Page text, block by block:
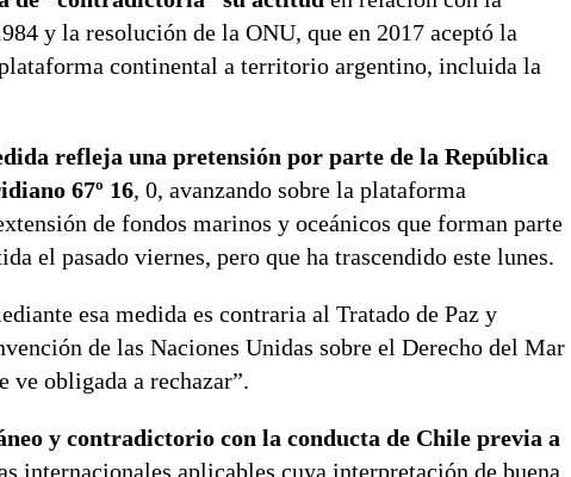
y la resolución de la ONU, que en 2017 aceptó la
continental a territorio argentino, incluida la
refleja una pretensión por parte de la República
67º 16, 0, avanzando sobre la plataforma
de fondos marinos y oceánicos que forman parte
el pasado viernes, pero que ha trascendido este lunes.
esa medida es contraria al Tratado de Paz y
de las Naciones Unidas sobre el Derecho del Mar
ve obligada a rechazar”.
y contradictorio con la conducta de Chile previa a
internacionales aplicables cuya interpretación de buena